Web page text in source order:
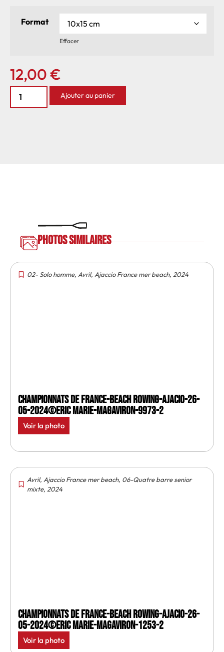
Format
Effacer
12,00€
Ajouter au panier
Photos similaires
02- Solo homme, Avril, Ajaccio France mer beach, 2024
Championnats de France-Beach rowing-Ajacio-26-
05-2024©Eric Marie-MagAviron-9973-2
Voir la photo
Avril, Ajaccio France mer beach, 06-Quatre barre senior
mixte, 2024
Championnats de France-Beach rowing-Ajacio-26-
05-2024©Eric Marie-MagAviron-1253-2
Voir la photo